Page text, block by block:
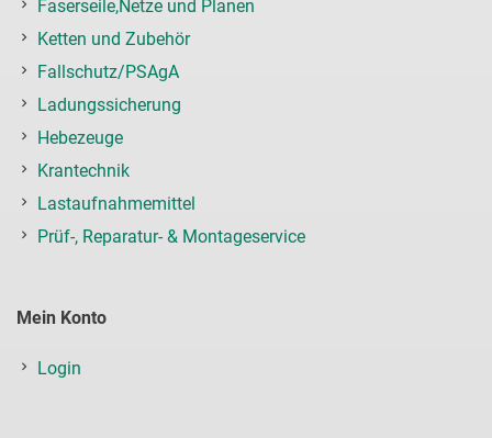
Faserseile,Netze und Planen
Ketten und Zubehör
Fallschutz/PSAgA
Ladungssicherung
Hebezeuge
Krantechnik
Lastaufnahmemittel
Prüf-, Reparatur- & Montageservice
Mein Konto
Login